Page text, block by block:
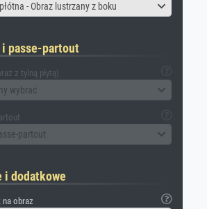
- Obraz lustrzany z boku
i passe-partout
z tylną płytą)
wybrać
partout
i dodatkowe
na obraz